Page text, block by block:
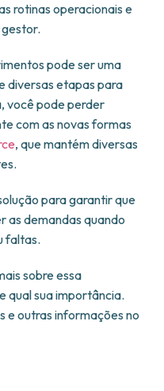
rotinas operacionais e
pode ser uma
diversas etapas para
você pode perder
com as novas formas
, que mantém diversas
para garantir que
as demandas quando
faltas.
sobre essa
qual sua importância.
e outras informações no